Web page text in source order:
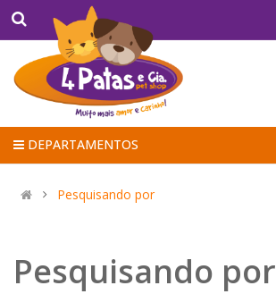
DEPARTAMENTOS
Pesquisando por
Pesquisando por